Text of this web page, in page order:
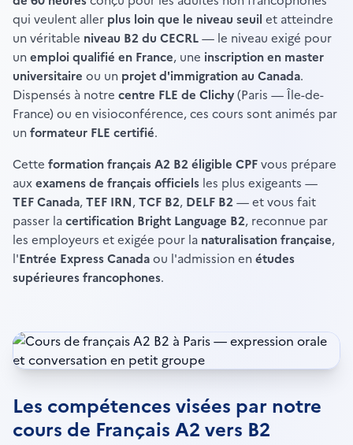
qui veulent aller plus loin que le niveau seuil et atteindre
un véritable niveau B2 du CECRL— le niveau exigé pour
un emploi qualifié en France, une inscription en master
universitaire ou un projet d'immigration au Canada.
Dispensés à notre centre FLE de Clichy(Paris — Île-de-
France) ou en visioconférence, ces cours sont animés par
un formateur FLE certifié.
Cette formation français A2 B2 éligible CPFvous prépare
auxexamens de français officiels les plus exigeants —
TEF Canada,TEF IRN,TCF B2, DELF B2— et vous fait
passer lacertification Bright Language B2, reconnue par
les employeurs et exigée pour la naturalisation française,
l'Entrée Express Canadaou l'admission en études
supérieures francophones.
Les compétences visées par notre
cours de Français A2 vers B2